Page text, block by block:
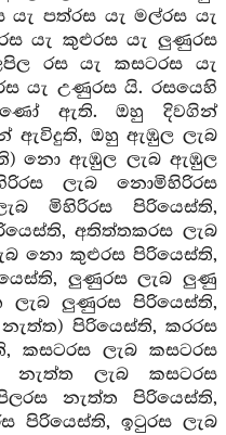
පත්රස යැ මල්රස යැ
යැ කුළුරස යැ ලුණුරස
රස යැ කසටරස යැ
යැ උණුරස යි. රසයෙහි
ඇති. ඔහු දිවගින්
ඇවිදුති, ඔහු ඇඹුල ලැබ
නො ඇඹුල ලැබ ඇඹුල
ලැබ නොමිහිරිරස
මිහිරිරස පිරියෙස්ති,
අතිත්තකරස ලැබ
නො කුළුරස පිරියෙස්ති,
ලුණුරස ලැබ ලුණු
ලැබ ලුණුරස පිරියෙස්ති,
පිරියෙස්ති, කරරස
කසටරස ලැබ කසටරස
නැත්ත ලැබ කසටරස
නැත්ත පිරියෙස්ති,
පිරියෙස්ති, ඉටුරස ලැබ